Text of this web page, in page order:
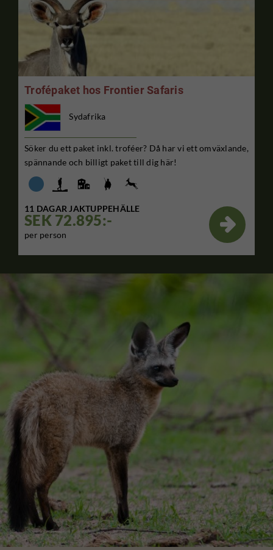
Trofépaket hos Frontier Safaris
Sydafrika
Söker du ett paket inkl. troféer? Då har vi ett omväxlande,
spännande och billigt paket till dig här!
11 DAGAR JAKTUPPEHÄLLE
SEK 72.895:-
per person
